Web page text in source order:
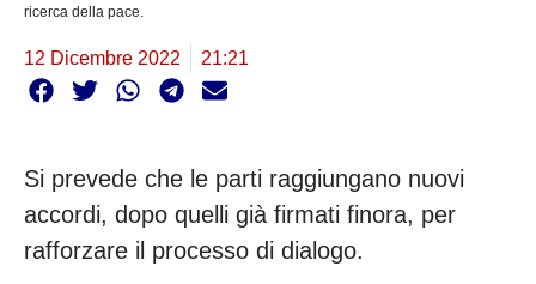
ricerca della pace.
12 Dicembre 2022 21:21
Si prevede che le parti raggiungano nuovi
accordi, dopo quelli già firmati finora, per
rafforzare il processo di dialogo.